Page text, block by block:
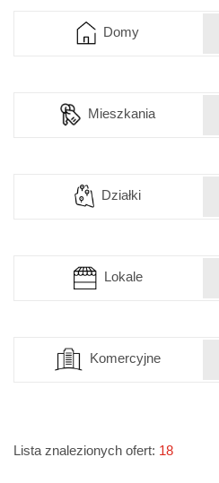
Domy
Mieszkania
Działki
Lokale
Komercyjne
Lista znalezionych ofert: 18